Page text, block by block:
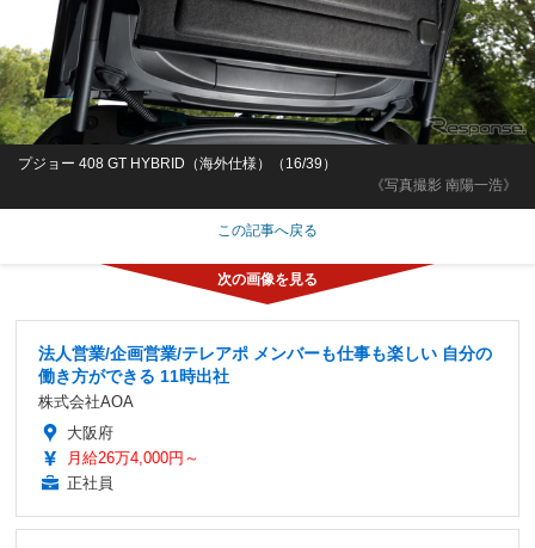
《写真撮影 南陽一浩》
プジョー 408 GT HYBRID（海外仕様）（16/39）
この記事へ戻る
法人営業/企画営業/テレアポ メンバーも仕事も楽しい 自分の
働き方ができる 11時出社
株式会社AOA
大阪府
月給26万4,000円～
正社員